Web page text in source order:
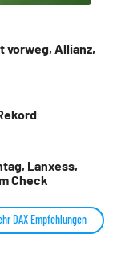
vorweg, Allianz,
Lanxess,
Check
DAX Empfehlungen